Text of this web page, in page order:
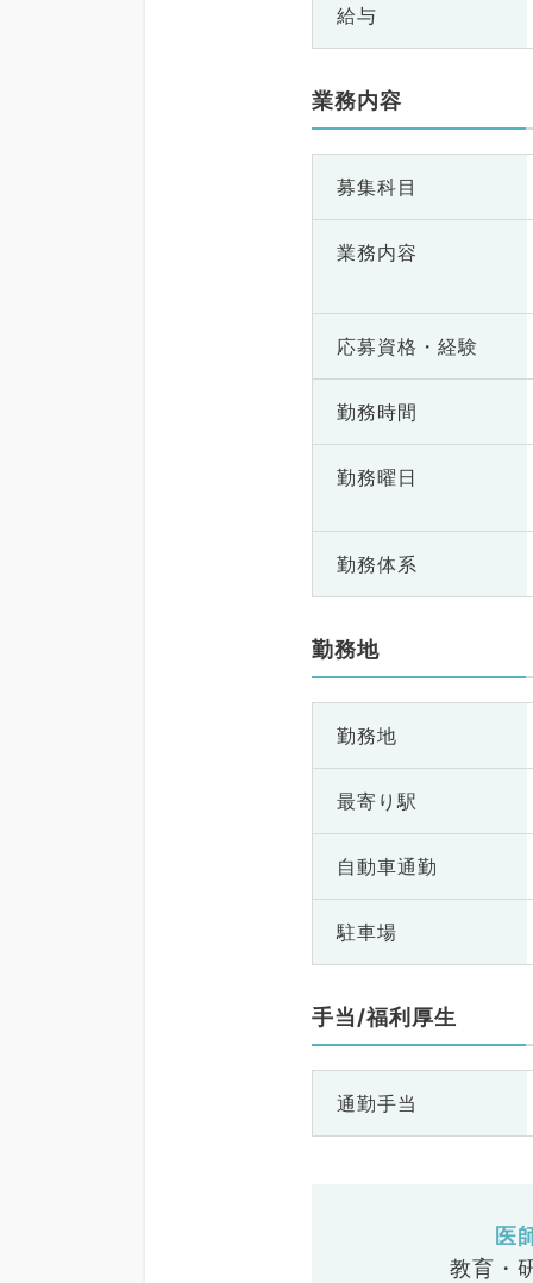
給与
業務内容
募集科目
業務内容
応募資格・ 経験
勤務時間
勤務曜日
勤務体系
勤務地
勤務地
最寄り駅
自動車通勤
駐車場
手当/福利厚生
通勤手当
医
教育・